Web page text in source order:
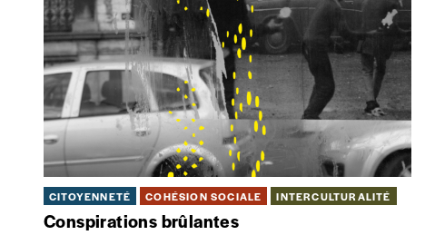
CITOYENNETÉ COHÉSION SOCIALE INTERCULTURALITÉ
Conspirations brûlantes